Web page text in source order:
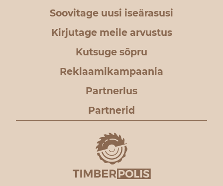
Soovitage uusi iseärasusi
Kirjutage meile arvustus
Kutsuge sõpru
Reklaamikampaania
Partnerlus
Partnerid